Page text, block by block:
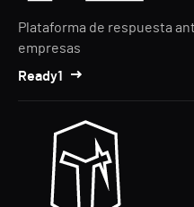
Plataforma de respuesta
empresas
Ready1